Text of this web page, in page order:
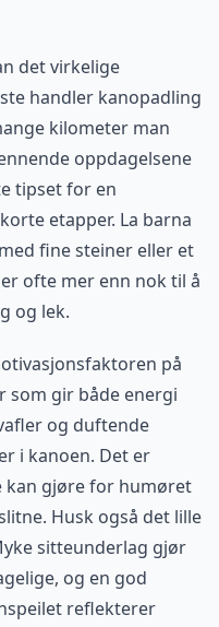
det virkelige
handler kanopadling
kilometer man
oppdagelsene
tipset for en
etapper. La barna
fine steiner eller et
ofte mer enn nok til å
og lek.
på
som gir både energi
og duftende
i kanoen. Det er
kan gjøre for humøret
Husk også det lille
sitteunderlag gjør
og en god
reflekterer